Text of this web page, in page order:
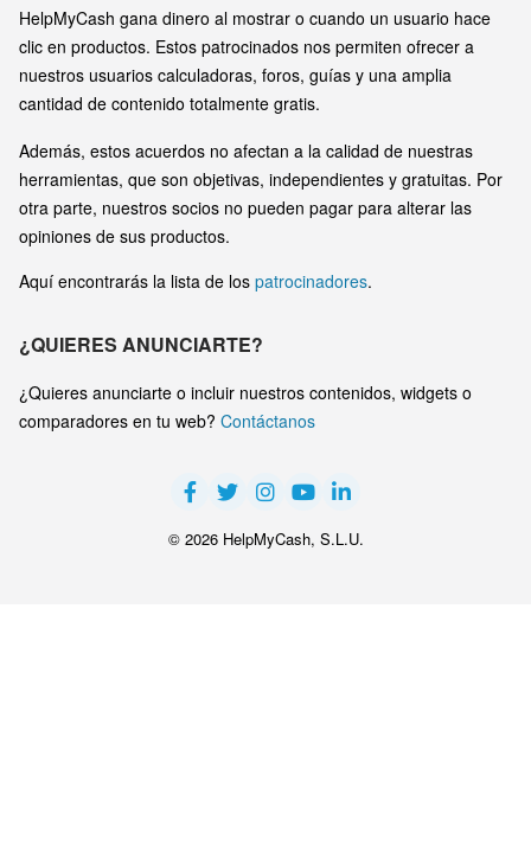
HelpMyCash gana dinero al mostrar o cuando un usuario hace
clic en productos. Estos patrocinados nos permiten ofrecer a
nuestros usuarios calculadoras, foros, guías y una amplia
cantidad de contenido totalmente gratis.
Además, estos acuerdos no afectan a la calidad de nuestras
herramientas, que son objetivas, independientes y gratuitas. Por
otra parte, nuestros socios no pueden pagar para alterar las
opiniones de sus productos.
Aquí encontrarás la lista de los patrocinadores.
¿QUIERES ANUNCIARTE?
¿Quieres anunciarte o incluir nuestros contenidos, widgets o
comparadores en tu web? Contáctanos
© 2026 HelpMyCash, S.L.U.